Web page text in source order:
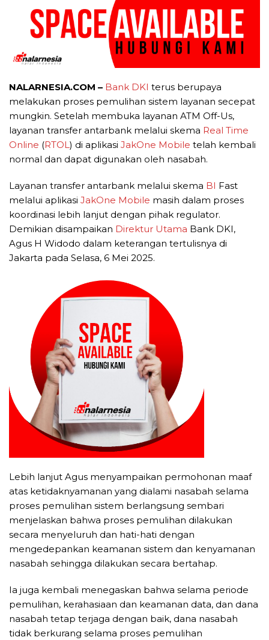
NALARNESIA.COM – Bank DKI terus berupaya
melakukan proses pemulihan sistem layanan secepat
mungkin. Setelah membuka layanan ATM Off-Us,
layanan transfer antarbank melalui skema Real Time
Online (RTOL) di aplikasi JakOne Mobile telah kembali
normal dan dapat digunakan oleh nasabah.
Layanan transfer antarbank melalui skema BI Fast
melalui aplikasi JakOne Mobile masih dalam proses
koordinasi lebih lanjut dengan pihak regulator.
Demikian disampaikan Direktur Utama Bank DKI,
Agus H Widodo dalam keterangan tertulisnya di
Jakarta pada Selasa, 6 Mei 2025.
Lebih lanjut Agus menyampaikan permohonan maaf
atas ketidaknyamanan yang dialami nasabah selama
proses pemulihan sistem berlangsung sembari
menjelaskan bahwa proses pemulihan dilakukan
secara menyeluruh dan hati-hati dengan
mengedepankan keamanan sistem dan kenyamanan
nasabah sehingga dilakukan secara bertahap.
Ia juga kembali menegaskan bahwa selama periode
pemulihan, kerahasiaan dan keamanan data, dan dana
nasabah tetap terjaga dengan baik, dana nasabah
tidak berkurang selama proses pemulihan